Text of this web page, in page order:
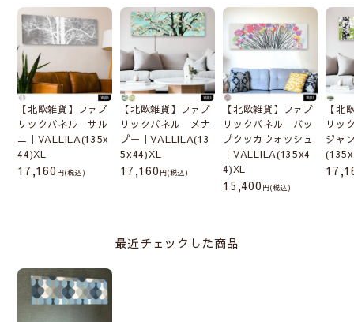
【北欧雑貨】ファブ
リックパネル サル
ニ｜VALLILA(135x
44)XL
17,160 (税込)
【北欧雑貨】ファブ
リックパネル メナ
プー｜VALLILA(13
5x44)XL
17,160 (税込)
【北欧雑貨】ファブ
リックパネル バッ
プクッカウォッシュ
｜VALLILA(135x4
4)XL
15,400 (税込)
【北
リッ
ジャ
最近チェックした商品